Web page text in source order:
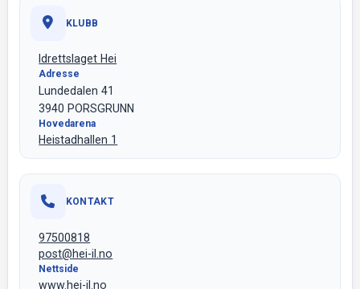
KLUBB
Idrettslaget Hei
Adresse
Lundedalen 41
3940 PORSGRUNN
Hovedarena
Heistadhallen 1
KONTAKT
97500818
post@hei-il.no
Nettside
www.hei-il.no